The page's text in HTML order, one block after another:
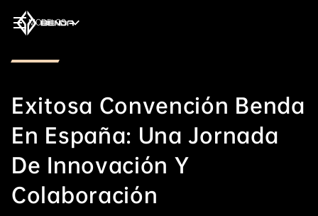
MODELOS
Exitosa Convención Benda
En España: Una Jornada
De Innovación Y
Colaboración